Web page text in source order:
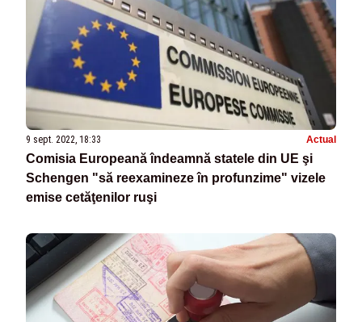
9 sept. 2022, 18:33 Actual
Comisia Europeană îndeamnă statele din UE şi
Schengen "să reexamineze în profunzime" vizele
emise cetăţenilor ruşi